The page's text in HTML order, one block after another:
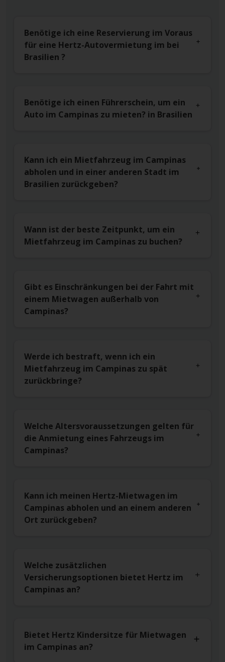
Benötige ich eine Reservierung im Voraus
für eine Hertz-Autovermietung im bei
Brasilien ?
Benötige ich einen Führerschein, um ein
Auto im Campinas zu mieten? in Brasilien
Kann ich ein Mietfahrzeug im Campinas
abholen und in einer anderen Stadt im
Brasilien zurückgeben?
Wann ist der beste Zeitpunkt, um ein
Mietfahrzeug im Campinas zu buchen?
Gibt es Einschränkungen bei der Fahrt mit
einem Mietwagen außerhalb von
Campinas?
Werde ich bestraft, wenn ich ein
Mietfahrzeug im Campinas zu spät
zurückbringe?
Welche Altersvoraussetzungen gelten für
die Anmietung eines Fahrzeugs im
Campinas?
Kann ich meinen Hertz-Mietwagen im
Campinas abholen und an einem anderen
Ort zurückgeben?
Welche zusätzlichen
Versicherungsoptionen bietet Hertz im
Campinas an?
Bietet Hertz Kindersitze für Mietwagen
im Campinas an?